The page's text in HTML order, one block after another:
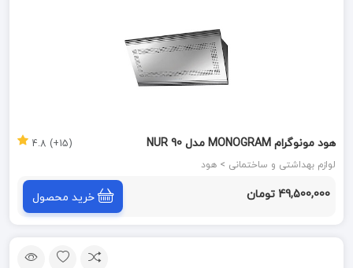
هود مونوگرام MONOGRAM مدل NUR 90
لوازم بهداشتی و ساختمانی > هود
(15+) 4.8
49,500,000 تومان خرید محصول